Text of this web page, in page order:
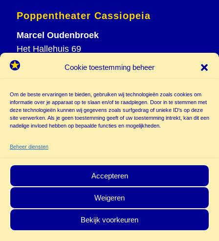
Cookie toestemming beheer
Om de beste ervaringen te bieden, gebruiken wij technologieën zoals cookies om
informatie over je apparaat op te slaan en/of te raadplegen. Door in te stemmen met
deze technologieën kunnen wij gegevens zoals surfgedrag of unieke ID's op deze
site verwerken. Als je geen toestemming geeft of uw toestemming intrekt, kan dit een
nadelige invloed hebben op bepaalde functies en mogelijkheden.
Beheer diensten
Accepteren
Weigeren
Bekijk voorkeuren
Poppentheater Cassiopeia
Marcel Oudenbroek
Het Hallehuis 69
3823 VH Amersfoort
M 06 20 26 94 61
info@
poppentheatercassiopeia.nl
© Copyright - Poppentheater Cassiopeia | Deze site is beschermd door
reCAPTCHA and the GooglePrivacy PolicyenTerms of Servicezijn van